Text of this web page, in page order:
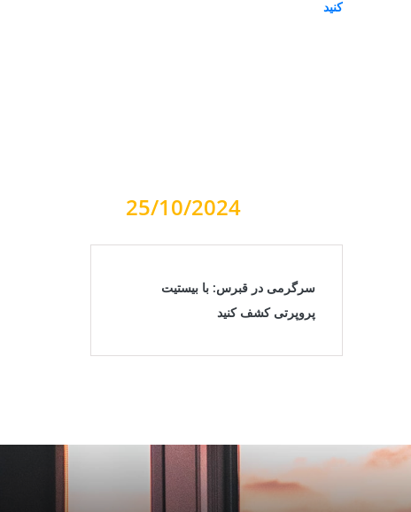
25/10/2024
سرگرمی در قبرس: با بیستیت
پروپرتی کشف کنید